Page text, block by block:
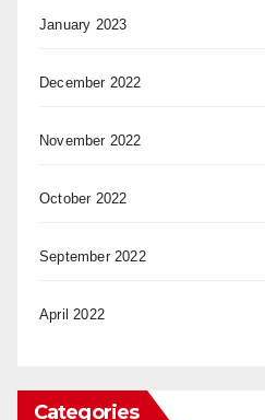
January 2023
December 2022
November 2022
October 2022
September 2022
April 2022
Categories